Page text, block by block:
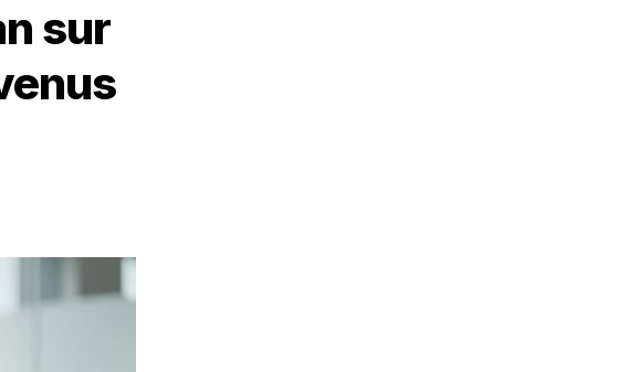
sur